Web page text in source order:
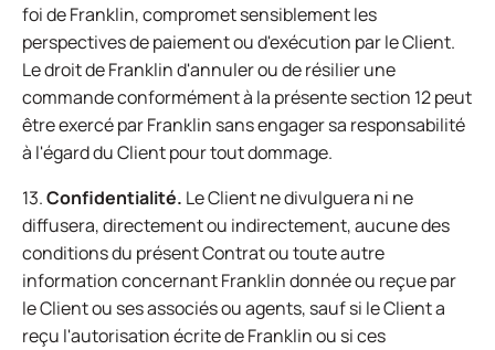
foi de Franklin, compromet sensiblement les
perspectives de paiement ou d'exécution par le Client.
Le droit de Franklin d'annuler ou de résilier une
commande conformément à la présente section 12 peut
être exercé par Franklin sans engager sa responsabilité
à l'égard du Client pour tout dommage.
13.Confidentialité. Le Client ne divulguera ni ne
diffusera, directement ou indirectement, aucune des
conditions du présent Contrat ou toute autre
information concernant Franklin donnée ou reçue par
le Client ou ses associés ou agents, sauf si le Client a
reçu l'autorisation écrite de Franklin ou si ces